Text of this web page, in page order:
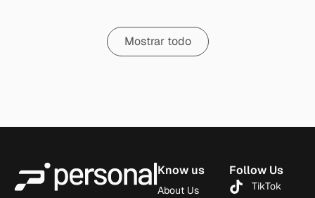
Mostrar todo
Know us
About Us
Follow Us
TikTok